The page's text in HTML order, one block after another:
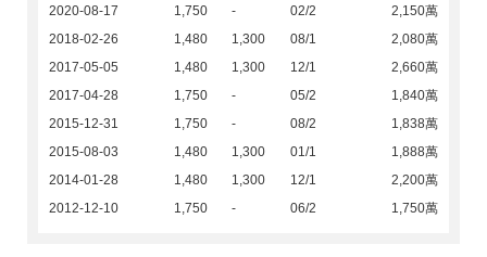
2020-08-17
1,750 - 02/2
2,150萬
2018-02-26
1,480 1,300 08/1
2,080萬
2017-05-05
1,480 1,300 12/1
2,660萬
2017-04-28
1,750 - 05/2
1,840萬
2015-12-31
1,750 - 08/2
1,838萬
2015-08-03
1,480 1,300 01/1
1,888萬
2014-01-28
1,480 1,300 12/1
2,200萬
2012-12-10
1,750 - 06/2 1,750萬